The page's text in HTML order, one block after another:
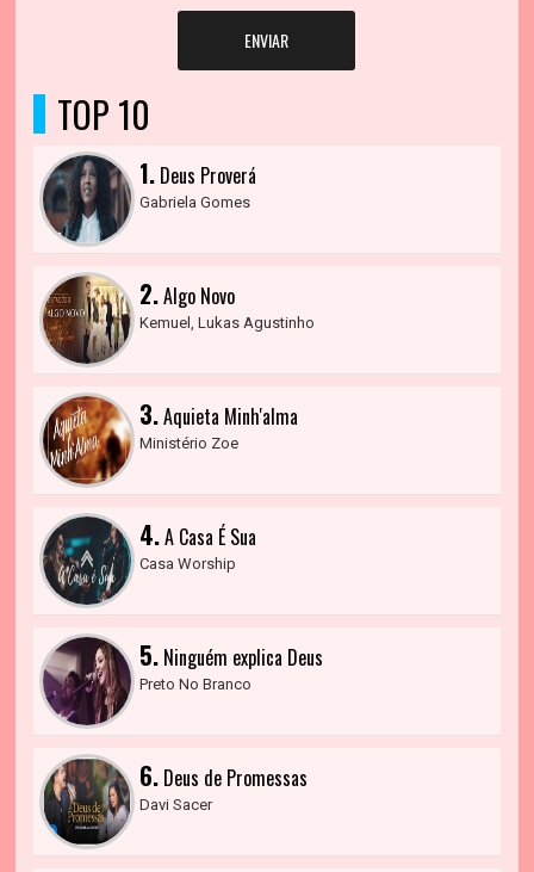
ENVIAR
TOP 10
1. Deus Proverá
Gabriela Gomes
2.Algo Novo
Kemuel, Lukas Agustinho
3.Aquieta Minh'alma
Ministério Zoe
4.A Casa É Sua
Casa Worship
5. Ninguém explica Deus
Preto No Branco
6. Deus de Promessas
Davi Sacer